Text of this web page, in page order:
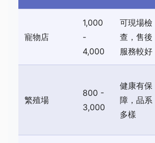
寵物店
1,000
-
4,000
可現場檢
查，售後
服務較好
繁殖場
800 -
3,000
健康有保
障，品系
多樣